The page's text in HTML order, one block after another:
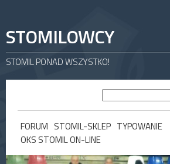
STOMILOWCY
STOMIL PONAD WSZYSTKO!
FORUM STOMIL-SKLEP TYPOWANIE
OKS STOMIL ON-LINE